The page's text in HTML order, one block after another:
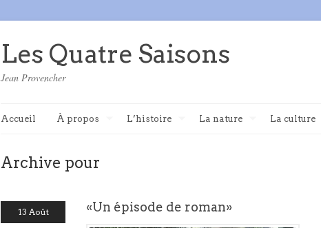
Les Quatre Saisons
Jean Provencher
Accueil À propos L’histoire La nature La culture
Archive pour
13 Août «Un épisode de roman»